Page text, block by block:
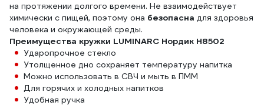
на протяжении долгого времени. Не взаимодействует
химически с пищей, поэтому она безопасна для здоровья
человека и окружающей среды.
Преимущества кружки LUMINARC Нордик H8502
Ударопрочное стекло
Утолщенное дно сохраняет температуру напитка
Можно использовать в СВЧ и мыть в ПММ
Для горячих и холодных напитков
Удобная ручка